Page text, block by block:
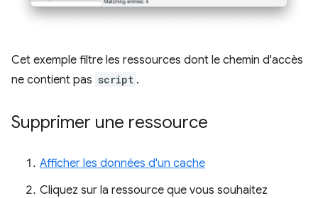
Cet exemple filtre les ressources dont le chemin d'accès
ne contient pas script .
Supprimer une ressource
Afficher les données d'un cache
Cliquez sur la ressource que vous souhaitez